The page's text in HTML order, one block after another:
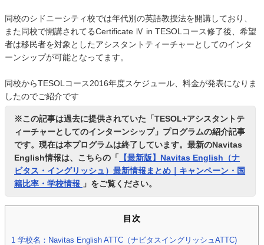
同校のシドニーシティ校では年代別の英語教授法を開講しており、
また同校で開講されてるCertificate Ⅳ in TESOLコース修了後、希望
者は移民者を対象としたアシスタントティーチャーとしてのインタ
ーンシップが可能となってます。
同校からTESOLコース2016年度スケジュール、料金が発表になりま
したのでご紹介です
※この記事は過去に提供されていた「TESOL+アシスタントテ
ィーチャーとしてのインターンシップ」プログラムの紹介記事
です。現在は本プログラムは終了しています。最新のNavitas
English情報は、こちらの「 【最新版】Navitas English（ナ
ビタス・イングリッシュ）最新情報まとめ｜キャンペーン・国
籍比率・学校情報
」をご覧ください。
目次
1 学校名：Navitas English ATTC（ナビタスイングリッシュATTC)